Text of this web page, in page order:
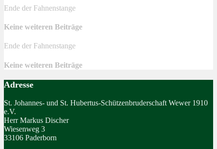
Ende der Fahnenstange
Keine weiteren Beiträge
Ende der Fahnenstange
Keine weiteren Beiträge
Adresse
St. Johannes- und St. Hubertus-Schützenbruderschaft Wewer 1910
e.V.
Herr Markus Discher
Wiesenweg 3
33106 Paderborn